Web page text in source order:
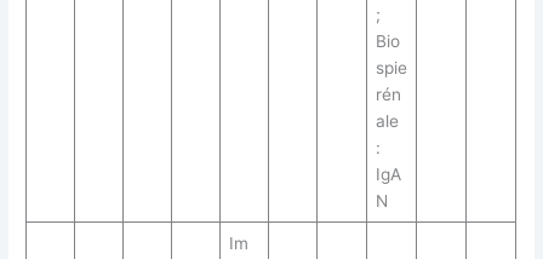
;
Bio
spie
rén
ale
:
IgA
N
Im